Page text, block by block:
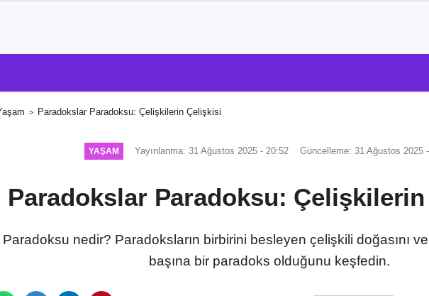
Paradokslar Paradoksu: Çelişkilerin Çelişkisi
YAŞAM Yayınlanma: 31 Ağustos 2025 - 20:52 Güncelleme: 31 Ağustos 2025
Paradokslar Paradoksu:
nedir? Paradoksların birbirini besleyen çelişkili doğasını ve
başına bir paradoks olduğunu keşfedin.